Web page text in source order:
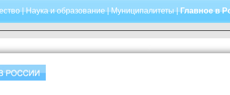
|Наука и образование|Муниципалитеты|Главное в